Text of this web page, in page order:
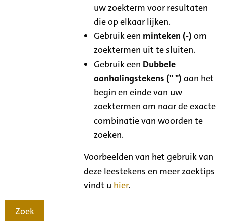
uw zoekterm voor resultaten
die op elkaar lijken.
Gebruik een minteken (-) om
zoektermen uit te sluiten.
Gebruik een Dubbele
aanhalingstekens (" ") aan het
begin en einde van uw
zoektermen om naar de exacte
combinatie van woorden te
zoeken.
Voorbeelden van het gebruik van
deze leestekens en meer zoektips
vindt u hier.
Zoek